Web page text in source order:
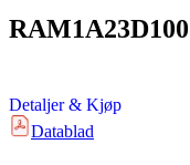
RAM1A23D100
Detaljer & Kjøp
Datablad